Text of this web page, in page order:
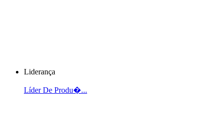
Liderança
Líder De Produ�...